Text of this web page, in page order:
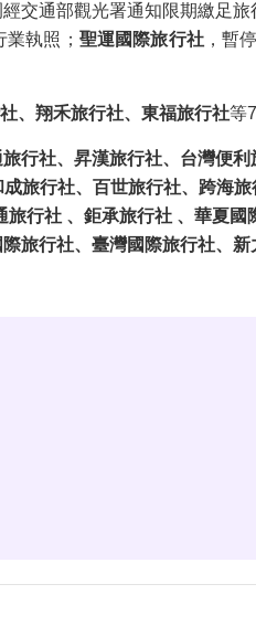
交通部觀光署通知限期繳足
執照； 聖運國際旅行社，暫
、翔禾旅行社、東福旅行社等
行社、昇漢旅行社、台灣便
旅行社、百世旅行社、跨海
行社 、鉅承旅行社 、華夏國
旅行社、臺灣國際旅行社、新